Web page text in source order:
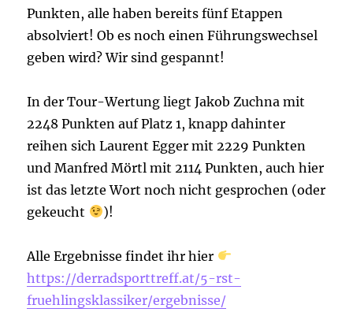
Punkten, alle haben bereits fünf Etappen
absolviert! Ob es noch einen Führungswechsel
geben wird? Wir sind gespannt!
In der Tour-Wertung liegt Jakob Zuchna mit
2248 Punkten auf Platz 1, knapp dahinter
reihen sich Laurent Egger mit 2229 Punkten
und Manfred Mörtl mit 2114 Punkten, auch hier
ist das letzte Wort noch nicht gesprochen (oder
gekeucht
)!
Alle Ergebnisse findet ihr hier
https://derradsporttreff.at/5-rst-
fruehlingsklassiker/ergebnisse/